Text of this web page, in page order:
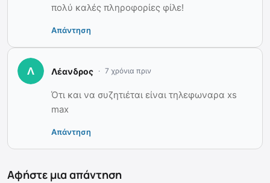
πολύ καλές πληροφορίες φίλε!
Απάντηση
Λέανδρος 7 χρόνια πριν
Ότι και να συζητιέται είναι τηλεφωναρα xs
max
Απάντηση
Αφήστε μια απάντηση